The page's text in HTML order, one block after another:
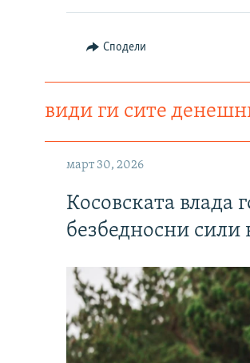
Сподели
види ги сите
март 30, 2026
Косовската влада
безбедносни сили